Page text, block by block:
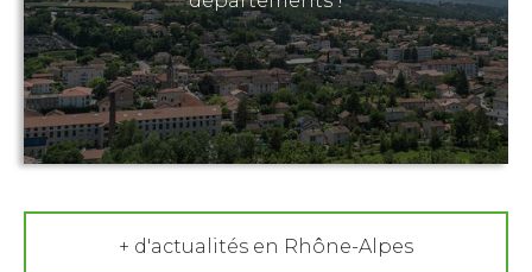
+ d'actualités en Rhône-Alpes